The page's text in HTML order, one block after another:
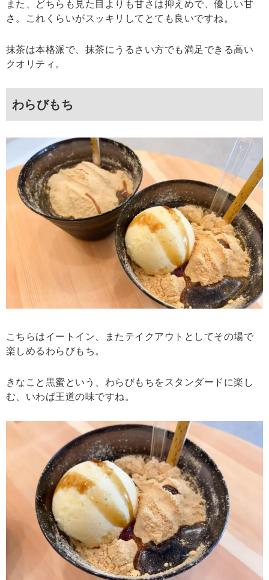
また、どちらも見た目よりも甘さは抑えめで、優しい甘
さ。これくらいがスッキリしてとても良いですね。
抹茶は本格派で、抹茶にうるさい方でも満足できる高い
クオリティ。
わらびもち
こちらはイートイン、またテイクアウトとしてその場で
楽しめるわらびもち。
きなこと黒蜜という、わらびもちをスタンダードに楽し
む、いわば王道の味ですね。